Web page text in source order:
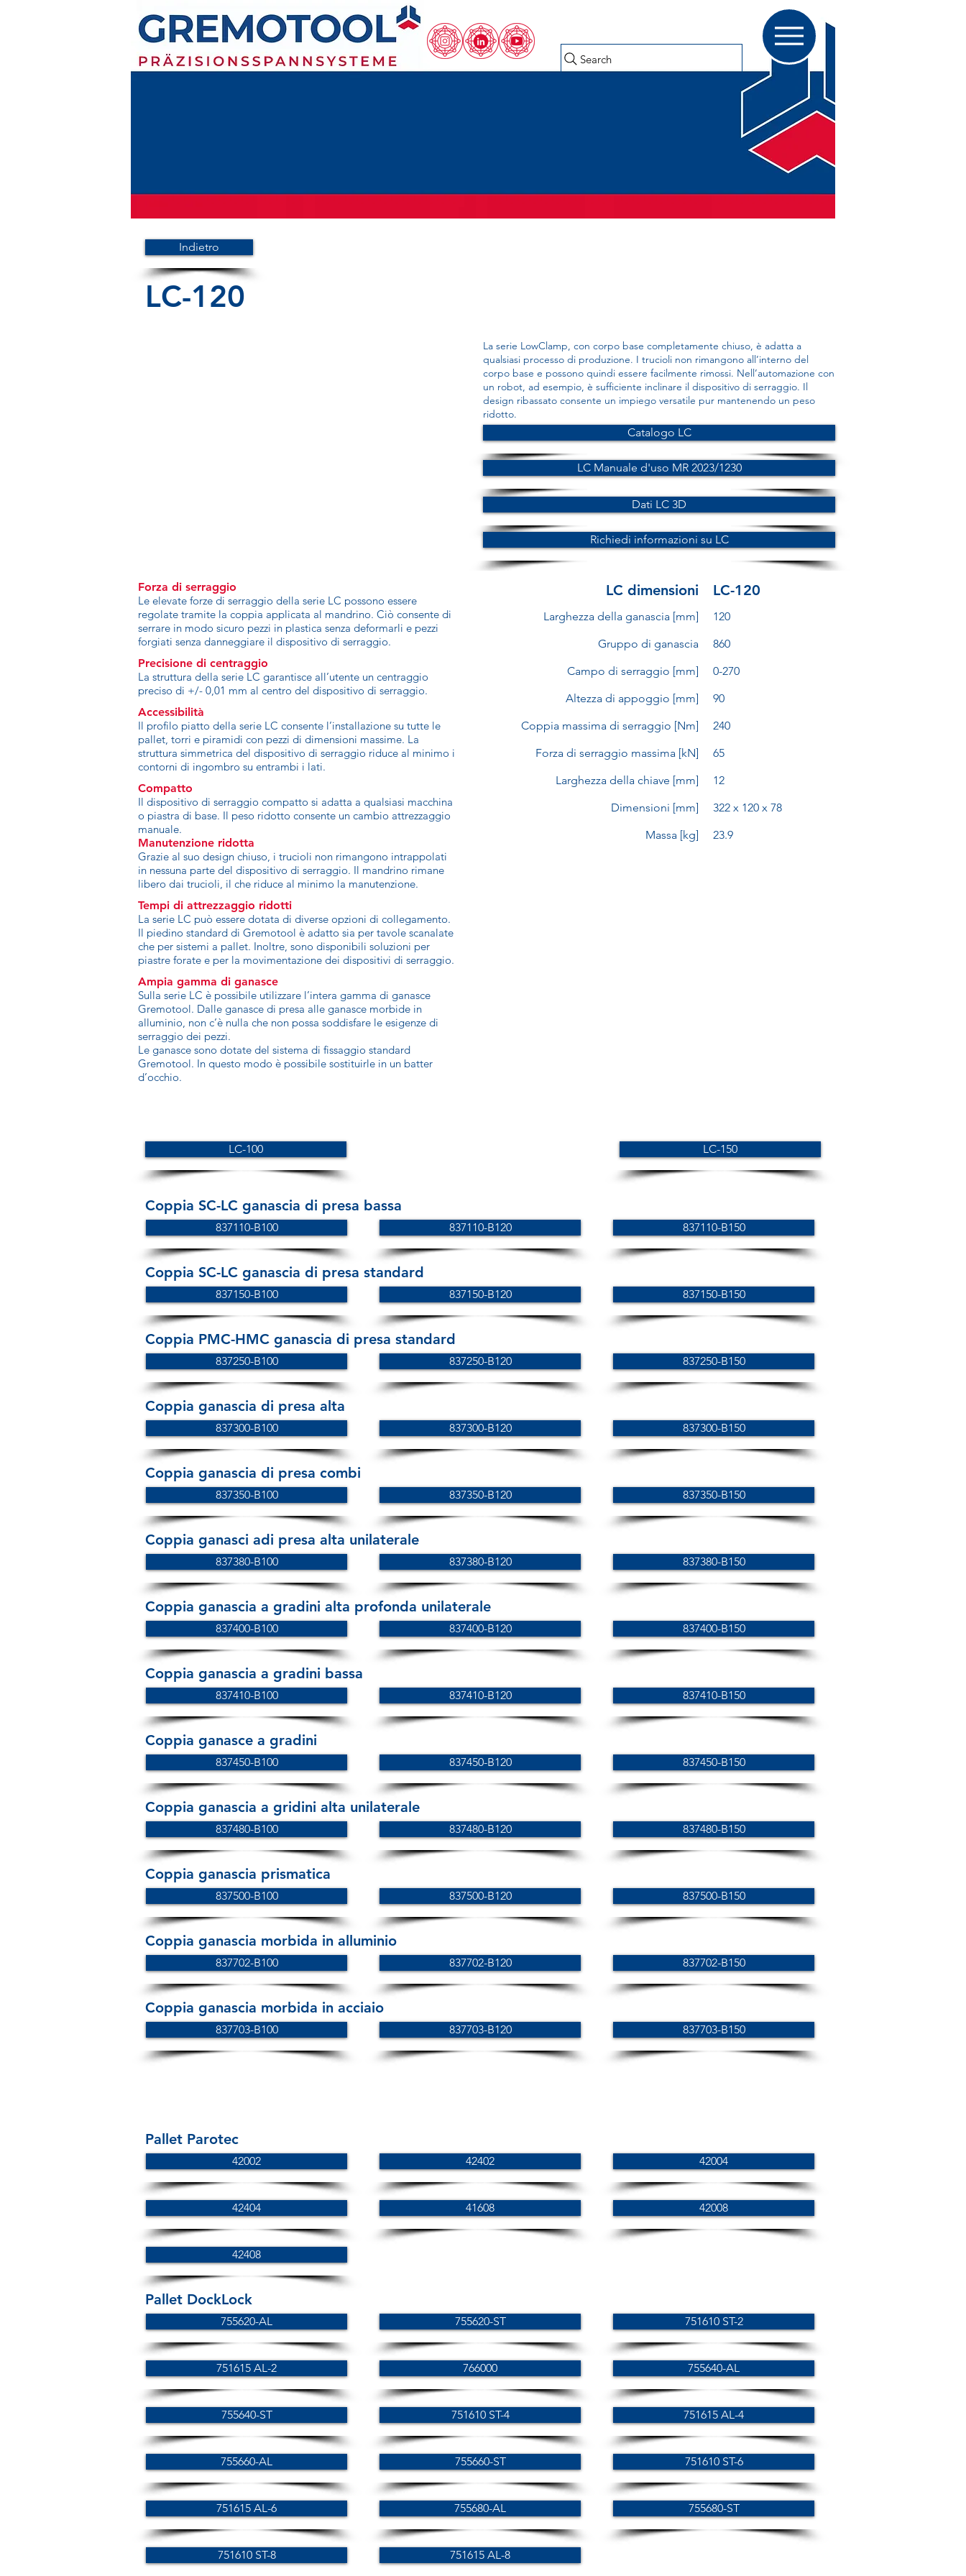
Search
Indietro
LC-120
La serie LowClamp, con corpo base completamente chiuso, è adatta a
qualsiasi processo di produzione. I trucioli non rimangono all’interno del
corpo base e possono quindi essere facilmente rimossi. Nell’automazione con
un robot, ad esempio, è sufficiente inclinare il dispositivo di serraggio. Il
design ribassato consente un impiego versatile pur mantenendo un peso
ridotto.
Catalogo LC
LC Manuale d'uso MR 2023/1230
Dati LC 3D
Richiedi informazioni su LC
Forza di serraggio
Le elevate forze di serraggio della serie LC possono essere
regolate tramite la coppia applicata al mandrino. Ciò consente di
serrare in modo sicuro pezzi in plastica senza deformarli e pezzi
forgiati senza danneggiare il dispositivo di serraggio.
Precisione di centraggio
La struttura della serie LC garantisce all’utente un centraggio
preciso di +/- 0,01 mm al centro del dispositivo di serraggio.
Accessibilità
Il profilo piatto della serie LC consente l’installazione su tutte le
pallet, torri e piramidi con pezzi di dimensioni massime. La
struttura simmetrica del dispositivo di serraggio riduce al minimo i
contorni di ingombro su entrambi i lati.
Compatto
Il dispositivo di serraggio compatto si adatta a qualsiasi macchina
o piastra di base. Il peso ridotto consente un cambio attrezzaggio
manuale.
Manutenzione ridotta
Grazie al suo design chiuso, i trucioli non rimangono intrappolati
in nessuna parte del dispositivo di serraggio. Il mandrino rimane
libero dai trucioli, il che riduce al minimo la manutenzione.
Tempi di attrezzaggio ridotti
La serie LC può essere dotata di diverse opzioni di collegamento.
Il piedino standard di Gremotool è adatto sia per tavole scanalate
che per sistemi a pallet. Inoltre, sono disponibili soluzioni per
piastre forate e per la movimentazione dei dispositivi di serraggio.
Ampia gamma di ganasce
Sulla serie LC è possibile utilizzare l’intera gamma di ganasce
Gremotool. Dalle ganasce di presa alle ganasce morbide in
alluminio, non c’è nulla che non possa soddisfare le esigenze di
serraggio dei pezzi.
Le ganasce sono dotate del sistema di fissaggio standard
Gremotool. In questo modo è possibile sostituirle in un batter
d’occhio.
LC dimensioni
Larghezza della ganascia [mm]
Gruppo di ganascia
Campo di serraggio [mm]
Altezza di appoggio [mm]
Coppia massima di serraggio [Nm]
Forza di serraggio massima [kN]
Larghezza della chiave [mm]
Dimensioni [mm]
Massa [kg]
LC-120
120
860
0-270
90
240
65
12
322 x 120 x 78
23.9
LC-100 LC-150
Coppia SC-LC ganascia di presa bassa
837110-B100 837110-B120 837110-B150
Coppia SC-LC ganascia di presa standard
837150-B100 837150-B120 837150-B150
Coppia PMC-HMC ganascia di presa standard
837250-B100 837250-B120 837250-B150
Coppia ganascia di presa alta
837300-B100 837300-B120 837300-B150
Coppia ganascia di presa combi
837350-B100 837350-B120 837350-B150
Coppia ganasci adi presa alta unilaterale
837380-B100 837380-B120 837380-B150
Coppia ganascia a gradini alta profonda unilaterale
837400-B100 837400-B120 837400-B150
Coppia ganascia a gradini bassa
837410-B100 837410-B120 837410-B150
Coppia ganasce a gradini
837450-B100 837450-B120 837450-B150
Coppia ganascia a gridini alta unilaterale
837480-B100 837480-B120 837480-B150
Coppia ganascia prismatica
837500-B100 837500-B120 837500-B150
Coppia ganascia morbida in alluminio
837702-B100 837702-B120 837702-B150
Coppia ganascia morbida in acciaio
837703-B100 837703-B120 837703-B150
Pallet Parotec
42002
42404
42408
42402
41608
42004
42008
Pallet DockLock
755620-AL
751615 AL-2
755640-ST
755660-AL
751615 AL-6
751610 ST-8
755620-ST
766000
751610 ST-4
755660-ST
755680-AL
751615 AL-8
751610 ST-2
755640-AL
751615 AL-4
751610 ST-6
755680-ST